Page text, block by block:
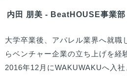
内田 朋美 - BeatHOUSE事業
大学卒業後、アパレル業界へ就職
らベンチャー企業の立ち上げを経
2016年12月にWAKUWAKUへ入